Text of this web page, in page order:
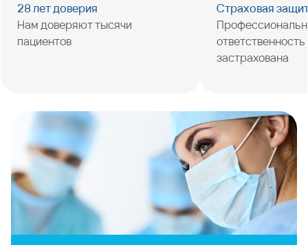
28 лет доверия
Нам доверяют тысячи
пациентов
Страховая
застрахована